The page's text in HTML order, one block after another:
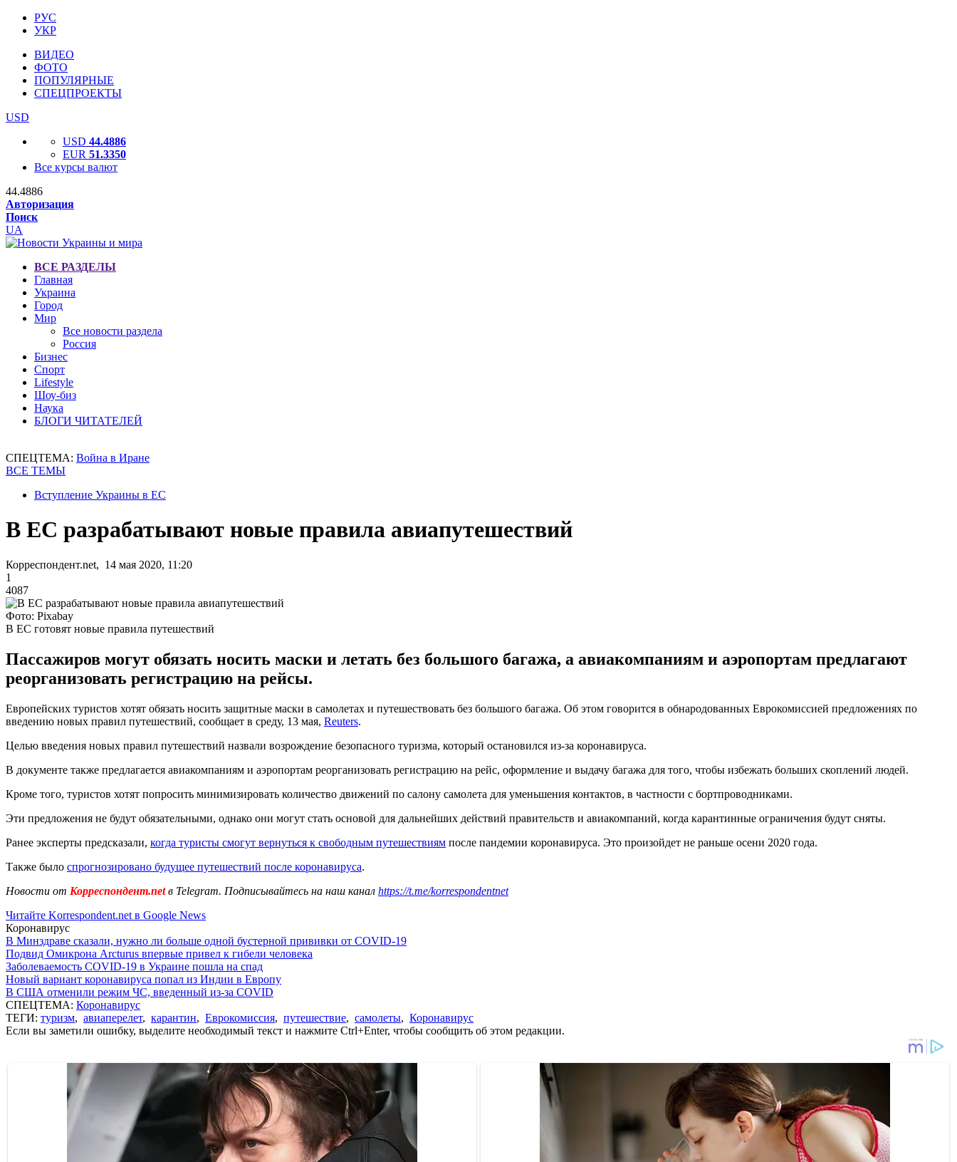
РУС
УКР
ВИДЕО
ФОТО
ПОПУЛЯРНЫЕ
СПЕЦПРОЕКТЫ
USD
USD 44.4886
EUR 51.3350
Все курсы валют
44.4886
Авторизация
Поиск
UA
ВСЕ РАЗДЕЛЫ
Главная
Украина
Город
Мир
Все новости раздела
Россия
Бизнес
Спорт
Lifestyle
Шоу-биз
Наука
БЛОГИ ЧИТАТЕЛЕЙ
СПЕЦТЕМА: Война в Иране
ВСЕ ТЕМЫ
Вступление Украины в ЕС
В ЕС разрабатывают новые правила авиапутешествий
Корреспондент.net, 14 мая 2020, 11:20
1
4087
Фото: Pixabay
В ЕС готовят новые правила путешествий
Пассажиров могут обязать носить маски и летать без большого багажа, а авиакомпаниям и аэропортам предлагают
реорганизовать регистрацию на рейсы.
Европейских туристов хотят обязать носить защитные маски в самолетах и путешествовать без большого багажа. Об этом говорится в обнародованных Еврокомиссией предложениях по
введению новых правил путешествий, сообщает в среду, 13 мая, Reuters.
Целью введения новых правил путешествий назвали возрождение безопасного туризма, который остановился из-за коронавируса.
В документе также предлагается авиакомпаниям и аэропортам реорганизовать регистрацию на рейс, оформление и выдачу багажа для того, чтобы избежать больших скоплений людей.
Кроме того, туристов хотят попросить минимизировать количество движений по салону самолета для уменьшения контактов, в частности с бортпроводниками.
Эти предложения не будут обязательными, однако они могут стать основой для дальнейших действий правительств и авиакомпаний, когда карантинные ограничения будут сняты.
Ранее эксперты предсказали, когда туристы смогут вернуться к свободным путешествиям после пандемии коронавируса. Это произойдет не раньше осени 2020 года.
Также было спрогнозировано будущее путешествий после коронавируса.
Новости от Корреспондент.netв Telegram. Подписывайтесь на наш канал https://t.me/korrespondentnet
Читайте Korrespondent.net в Google News
Коронавирус
В Минздраве сказали, нужно ли больше одной бустерной прививки от COVID-19
Подвид Омикрона Arcturus впервые привел к гибели человека
Заболеваемость COVID-19 в Украине пошла на спад
Новый вариант коронавируса попал из Индии в Европу
В США отменили режим ЧС, введенный из-за COVID
СПЕЦТЕМА: Коронавирус
ТЕГИ: туризм, авиаперелет, карантин, Еврокомиссия, путешествие, самолеты, Коронавирус
Если вы заметили ошибку, выделите необходимый текст и нажмите Ctrl+Enter, чтобы сообщить об этом редакции.